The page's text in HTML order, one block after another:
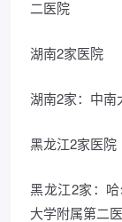
二医院
湖南2家医院
湖南2家：中南
黑龙江2家医院
黑龙江2家：
大学附属第二